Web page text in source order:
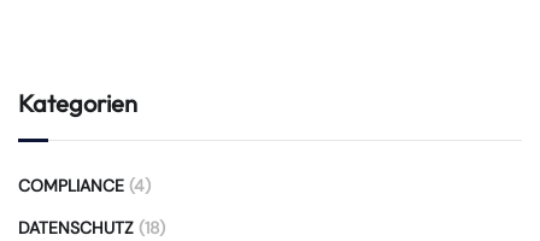
Kategorien
COMPLIANCE (4)
DATENSCHUTZ (18)